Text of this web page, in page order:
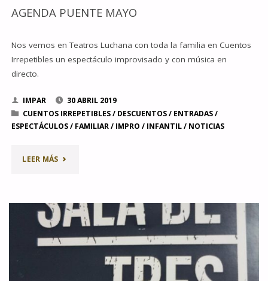
AGENDA PUENTE MAYO
Nos vemos en Teatros Luchana con toda la familia en Cuentos
Irrepetibles un espectáculo improvisado y con música en
directo.
IMPAR
30 ABRIL 2019
CUENTOS IRREPETIBLES/ DESCUENTOS/ ENTRADAS/
ESPECTÁCULOS/ FAMILIAR/ IMPRO / INFANTIL/ NOTICIAS
LEER MÁS"AGENDA
MAYO"